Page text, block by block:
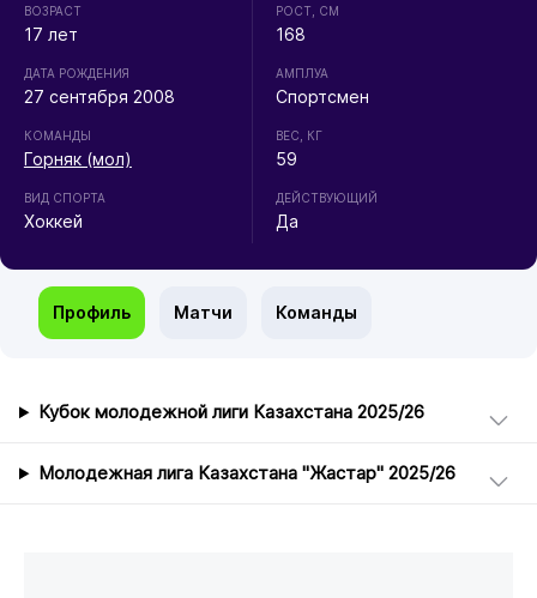
ВОЗРАСТ
17 лет
ДАТА РОЖДЕНИЯ
27 сентября 2008
КОМАНДЫ
Горняк (мол)
ВИД СПОРТА
Хоккей
РОСТ, СМ
168
АМПЛУА
Спортсмен
ВЕС, КГ
59
ДЕЙСТВУЮЩИЙ
Да
Профиль Матчи Команды
Кубок молодежной лиги Казахстана 2025/26
Молодежная лига Казахстана "Жастар" 2025/26